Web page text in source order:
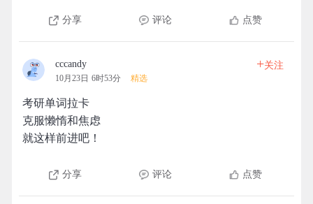
分享 评论 点赞
cccandy
10月23日 6时53分 精选
+关注
考研单词拉卡
克服懒惰和焦虑
就这样前进吧！
分享 评论 点赞